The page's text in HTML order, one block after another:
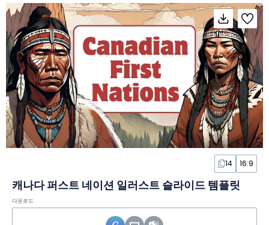
14 16:9
캐나다 퍼스트 네이션 일러스트 슬라이드 템플릿
다운로드